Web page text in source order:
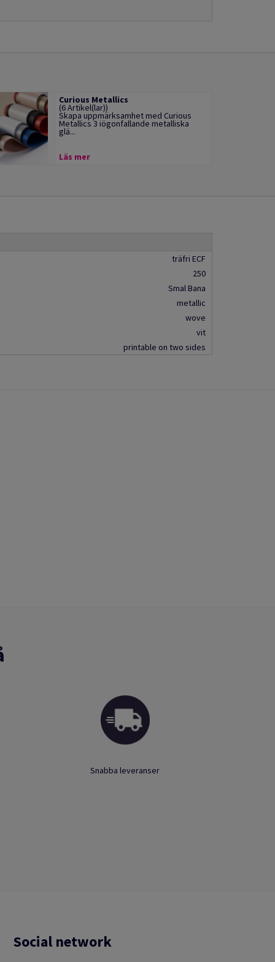
Curious Metallics
(6 Artikel(lar))
Skapa uppmärksamhet med Curious
Metallics 3 iögonfallande metalliska
glä...
Läs mer
träfri ECF
250
Smal Bana
metallic
wove
vit
printable on two sides
Snabba leveranser
Social network